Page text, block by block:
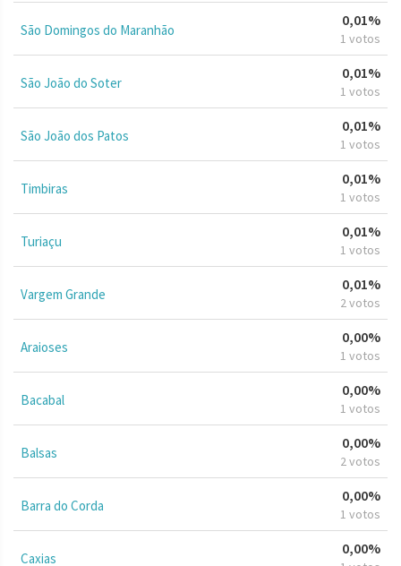
São Domingos do Maranhão
0,01%
1 votos
São João do Soter
0,01%
1 votos
São João dos Patos
0,01%
1 votos
Timbiras
0,01%
1 votos
Turiaçu
0,01%
1 votos
Vargem Grande
0,01%
2 votos
Araioses
0,00%
1 votos
Bacabal
0,00%
1 votos
Balsas
0,00%
2 votos
Barra do Corda
0,00%
1 votos
Caxias
0,00%